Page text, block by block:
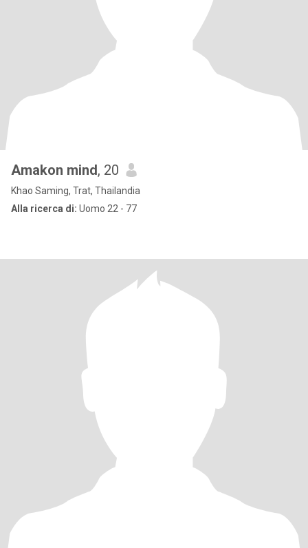
Amakon mind, 20
Khao Saming, Trat, Thailandia
Alla ricerca di: Uomo 22 - 77